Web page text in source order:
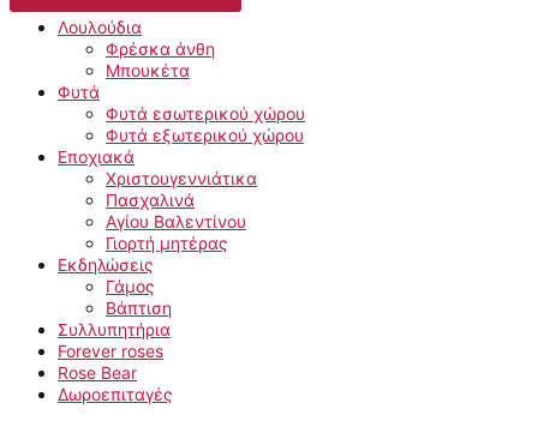
Λουλούδια
Φρέσκα άνθη
Μπουκέτα
Φυτά
Φυτά εσωτερικού χώρου
Φυτά εξωτερικού χώρου
Εποχιακά
Χριστουγεννιάτικα
Πασχαλινά
Αγίου Βαλεντίνου
Γιορτή μητέρας
Εκδηλώσεις
Γάμος
Βάπτιση
Συλλυπητήρια
Forever roses
Rose Bear
Δωροεπιταγές